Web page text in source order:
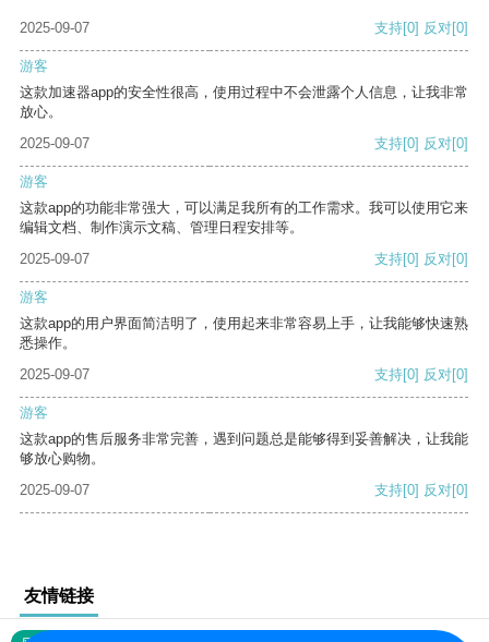
2025-09-07 支持[0] 反对[0]
游客
这款加速器app的安全性很高，使用过程中不会泄露个人信息，让我非常
放心。
2025-09-07
支持[0] 反对[0]
游客
这款app的功能非常强大，可以满足我所有的工作需求。我可以使用它来
编辑文档、制作演示文稿、管理日程安排等。
2025-09-07
支持[0] 反对[0]
游客
这款app的用户界面简洁明了，使用起来非常容易上手，让我能够快速熟
悉操作。
2025-09-07
支持[0] 反对[0]
游客
这款app的售后服务非常完善，遇到问题总是能够得到妥善解决，让我能
够放心购物。
2025-09-07
支持[0] 反对[0]
友情链接